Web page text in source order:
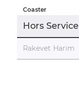
Coaster
Hors Service
Rakevet Harim